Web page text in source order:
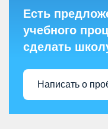
Есть
учебного
сделать
Написать о